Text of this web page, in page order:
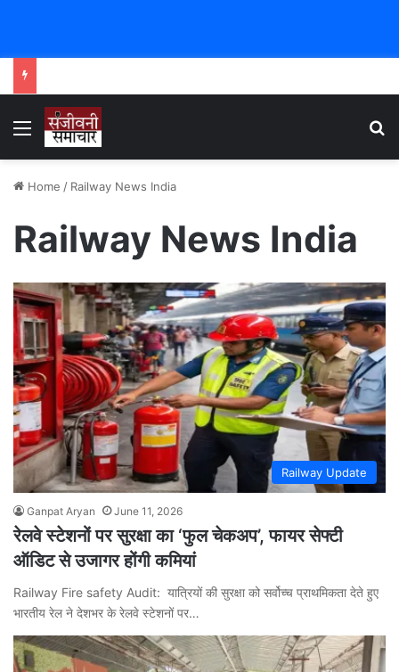
Menu
Home / Railway News India
Railway News India
Railway Update
Ganpat Aryan June 11, 2026
रेलवे स्टेशनों पर सुरक्षा का ‘फुल चेकअप’, फायर सेफ्टी
ऑडिट से उजागर होंगी कमियां
Railway Fire safety Audit: यात्रियों की सुरक्षा को सर्वोच्च प्राथमिकता देते हुए
भारतीय रेल ने देशभर के रेलवे स्टेशनों पर…